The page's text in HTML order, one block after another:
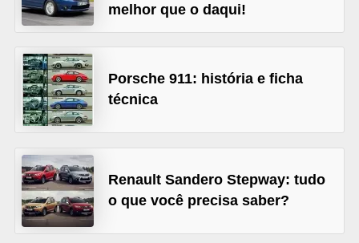
melhor que o daqui!
Porsche 911: história e ficha
técnica
Renault Sandero Stepway: tudo
o que você precisa saber?
A
u
t
o
m
v
e
i